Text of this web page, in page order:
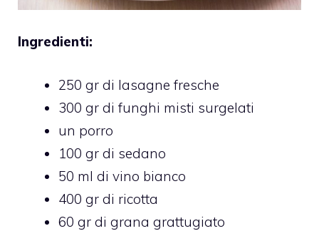
Ingredienti:
250 gr di lasagne fresche
300 gr di funghi misti surgelati
un porro
100 gr di sedano
50 ml di vino bianco
400 gr di ricotta
60 gr di grana grattugiato